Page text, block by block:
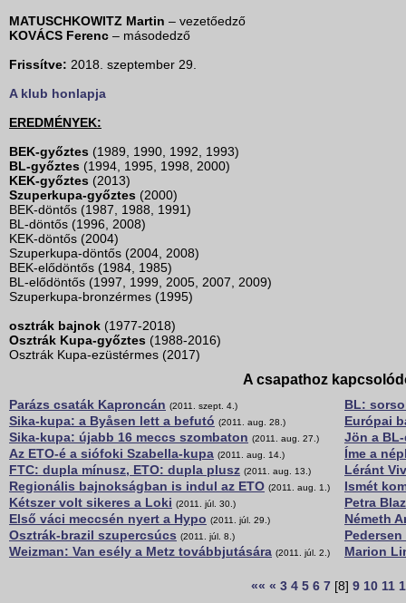
MATUSCHKOWITZ Martin – vezetőedző
KOVÁCS Ferenc – másodedző
Frissítve: 2018. szeptember 29.
A klub honlapja
EREDMÉNYEK:
BEK-győztes (1989, 1990, 1992, 1993)
BL-győztes (1994, 1995, 1998, 2000)
KEK-győztes (2013)
Szuperkupa-győztes (2000)
BEK-döntős (1987, 1988, 1991)
BL-döntős (1996, 2008)
KEK-döntős (2004)
Szuperkupa-döntős (2004, 2008)
BEK-elődöntős (1984, 1985)
BL-elődöntős (1997, 1999, 2005, 2007, 2009)
Szuperkupa-bronzérmes (1995)
osztrák bajnok (1977-2018)
Osztrák Kupa-győztes (1988-2016)
Osztrák Kupa-ezüstérmes (2017)
A csapathoz
Parázs csaták Kaproncán (2011. szept. 4.)
Sika-kupa: a Byåsen lett a befutó (2011. aug. 28.)
Sika-kupa: újabb 16 meccs szombaton (2011. aug. 27.)
Az ETO-é a siófoki Szabella-kupa (2011. aug. 14.)
FTC: dupla mínusz, ETO: dupla plusz (2011. aug. 13.)
Regionális bajnokságban is indul az ETO (2011. aug. 1.)
Kétszer volt sikeres a Loki (2011. júl. 30.)
Első váci meccsén nyert a Hypo (2011. júl. 29.)
Osztrák-brazil szupercsúcs (2011. júl. 8.)
Weizman: Van esély a Metz továbbjutására (2011. júl. 2.)
BL:
Európai
Jön a
Íme a
Léránt
Ismét
Petra
Németh
Marion
«« « 3 4 5 6 7 [8] 9 10 11